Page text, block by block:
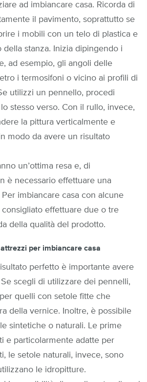
ad imbiancare casa. Ricorda di
il pavimento, soprattutto se
i mobili con un telo di plastica e
della stanza. Inizia dipingendo i
ad esempio, gli angoli delle
i termosifoni o vicino ai profili di
utilizzi un pennello, procedi
stesso verso. Con il rullo, invece,
la pittura verticalmente e
modo da avere un risultato
un’ottima resa e, di
è necessario effettuare una
Per imbiancare casa con alcune
effettuare due o tre
della qualità del prodotto.
attrezzi per imbiancare casa
perfetto è importante avere
scegli di utilizzare dei pennelli,
quelli con setole fitte che
della vernice. Inoltre, è possibile
sintetiche o naturali. Le prime
e particolarmente adatte per
le setole naturali, invece, sono
le idropitture.